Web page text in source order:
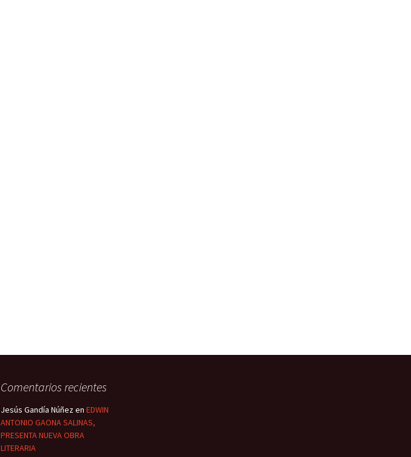
Comentarios recientes
Jesús Gandía Núñezen EDWIN
ANTONIO GAONA SALINAS,
PRESENTA NUEVA OBRA
LITERARIA